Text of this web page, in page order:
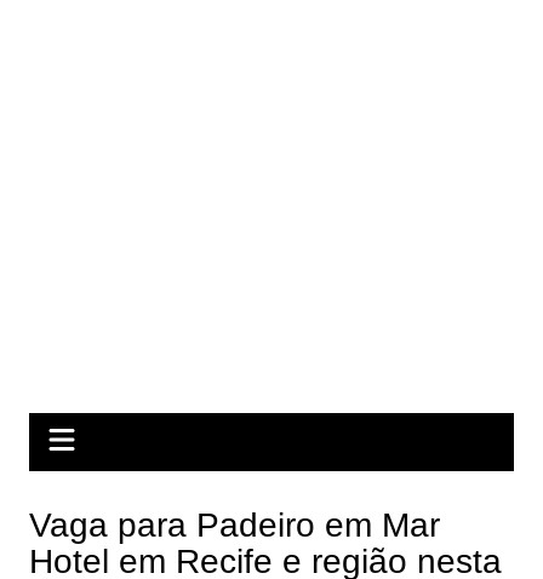
Vaga para Padeiro em Mar
Hotel em Recife e região nesta